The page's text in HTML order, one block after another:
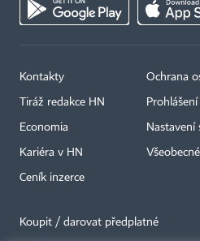
Kontakty
Tiráž redakce HN
Economia
Kariéra v HN
Ceník inzerce
Ochrana
Nastavení
Koupit / darovat předplatné